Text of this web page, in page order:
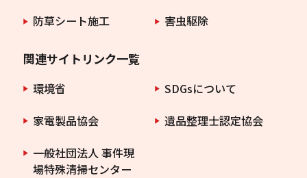
防草シート施工
害虫駆除
関連サイトリンク一覧
環境省
SDGsについて
家電製品協会
遺品整理士認定協会
一般社団法人 事件現
場特殊清掃センター